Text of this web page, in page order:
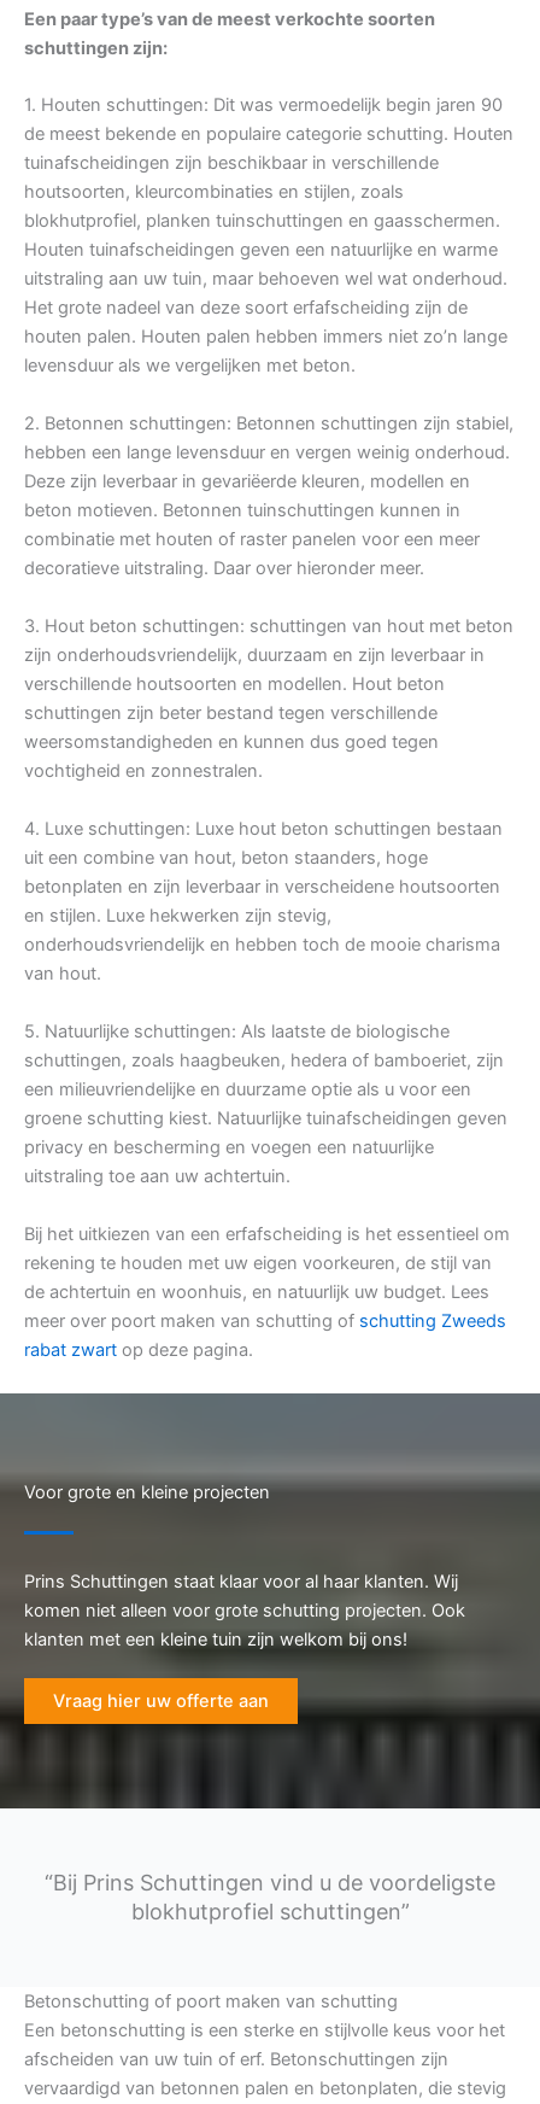
Een paar type’s van de meest verkochte soorten
schuttingen zijn:
1. Houten schuttingen: Dit was vermoedelijk begin jaren 90
de meest bekende en populaire categorie schutting. Houten
tuinafscheidingen zijn beschikbaar in verschillende
houtsoorten, kleurcombinaties en stijlen, zoals
blokhutprofiel, planken tuinschuttingen en gaasschermen.
Houten tuinafscheidingen geven een natuurlijke en warme
uitstraling aan uw tuin, maar behoeven wel wat onderhoud.
Het grote nadeel van deze soort erfafscheiding zijn de
houten palen. Houten palen hebben immers niet zo’n lange
levensduur als we vergelijken met beton.
2. Betonnen schuttingen: Betonnen schuttingen zijn stabiel,
hebben een lange levensduur en vergen weinig onderhoud.
Deze zijn leverbaar in gevariëerde kleuren, modellen en
beton motieven. Betonnen tuinschuttingen kunnen in
combinatie met houten of raster panelen voor een meer
decoratieve uitstraling. Daar over hieronder meer.
3. Hout beton schuttingen: schuttingen van hout met beton
zijn onderhoudsvriendelijk, duurzaam en zijn leverbaar in
verschillende houtsoorten en modellen. Hout beton
schuttingen zijn beter bestand tegen verschillende
weersomstandigheden en kunnen dus goed tegen
vochtigheid en zonnestralen.
4. Luxe schuttingen: Luxe hout beton schuttingen bestaan
uit een combine van hout, beton staanders, hoge
betonplaten en zijn leverbaar in verscheidene houtsoorten
en stijlen. Luxe hekwerken zijn stevig,
onderhoudsvriendelijk en hebben toch de mooie charisma
van hout.
5. Natuurlijke schuttingen: Als laatste de biologische
schuttingen, zoals haagbeuken, hedera of bamboeriet, zijn
een milieuvriendelijke en duurzame optie als u voor een
groene schutting kiest. Natuurlijke tuinafscheidingen geven
privacy en bescherming en voegen een natuurlijke
uitstraling toe aan uw achtertuin.
Bij het uitkiezen van een erfafscheiding is het essentieel om
rekening te houden met uw eigen voorkeuren, de stijl van
de achtertuin en woonhuis, en natuurlijk uw budget. Lees
meer over poort maken van schutting of schutting Zweeds
rabat zwart op deze pagina.
Voor grote en kleine projecten
Prins Schuttingen staat klaar voor al haar klanten. Wij
komen niet alleen voor grote schutting projecten. Ook
klanten met een kleine tuin zijn welkom bij ons!
Vraag hier uw offerte aan
“Bij Prins Schuttingen vind u de voordeligste
blokhutprofiel schuttingen”
Betonschutting of poort maken van schutting
Een betonschutting is een sterke en stijlvolle keus voor het
afscheiden van uw tuin of erf. Betonschuttingen zijn
vervaardigd van betonnen palen en betonplaten, die stevig